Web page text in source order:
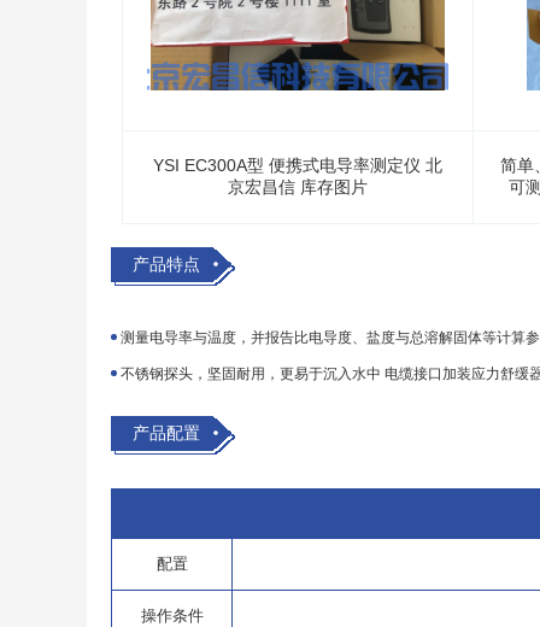
YSI EC300A型 便携式电导率测定仪 北
京宏昌信 库存图片
简单
可
产品特点
测量电导率与温度，并报告比电导度、盐度与总溶解固体等计算
不锈钢探头，坚固耐用，更易于沉入水中 电缆接口加装应力舒
产品配置
配置
操作条件